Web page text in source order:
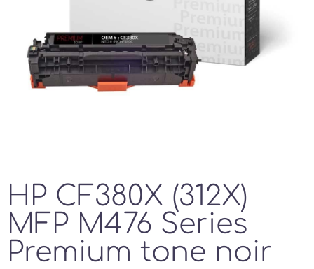
HP CF380X (312X)
MFP M476 Series
Premium tone noir